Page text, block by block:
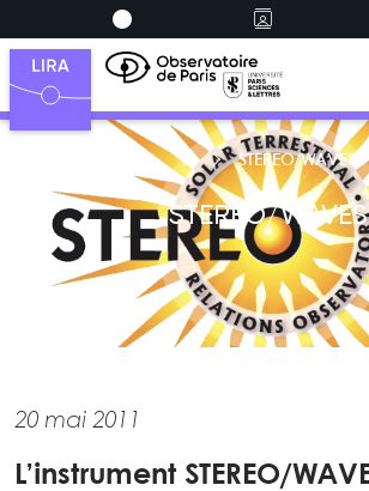
STEREO/WAVES
STEREO/WAVES
20 mai 2011
L’instrument STEREO/